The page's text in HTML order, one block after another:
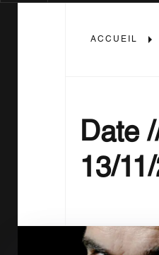
ACCUEIL
Date
13/